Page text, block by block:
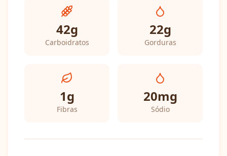
42g
Carboidratos
22g
Gorduras
1g
Fibras
20mg
Sódio